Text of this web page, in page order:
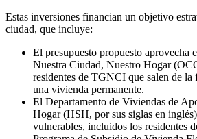
Estas inversiones financian un objetivo
ciudad, que incluye:
El presupuesto propuesto aprovecha
Nuestra Ciudad, Nuestro Hogar
residentes de TGNCI que salen de la
una vivienda permanente.
El Departamento de Viviendas de
Hogar (HSH, por sus siglas en
vulnerables, incluidos los residentes